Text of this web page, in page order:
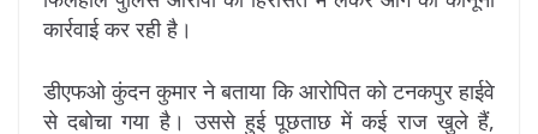
कार्रवाई कर रही है।
डीएफओ कुंदन कुमार ने बताया कि आरोपित को टनकपुर हाईवे
से दबोचा गया है। उससे हुई पूछताछ में कई राज खुले हैं,